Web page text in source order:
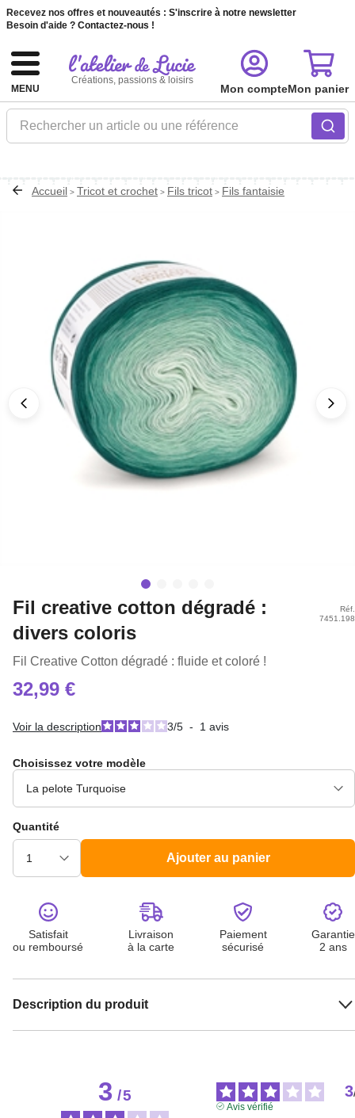
Recevez nos offres et nouveautés : S'inscrire à notre newsletter
Besoin d'aide ? Contactez-nous !
MENU
Créations, passions & loisirs
Rechercher un article ou une référence
Mon compteMon panier
Accueil > Tricot et crochet > Fils tricot > Fils fantaisie
Fil creative cotton dégradé :
divers coloris
Fil Creative Cotton dégradé : fluide et coloré !
Réf.
7451.198
32,99 €
Voir la description 3/5 - 1 avis
Choisissez votre modèle
Quantité
Ajouter au panier
Satisfait
ou remboursé
Livraison
à la carte
Paiement
sécurisé
Garantie
2 ans
Description du produit
3/5 3
Avis vérifié